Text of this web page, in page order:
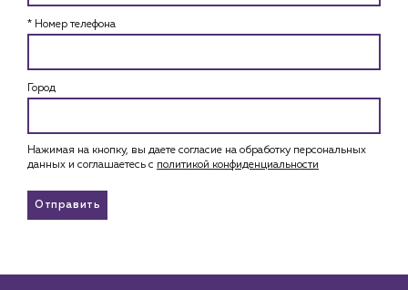
* Номер телефона
Город
Нажимая на кнопку, вы даете согласие на обработку персональных
данных и соглашаетесь c политикой конфиденциальности
Отправить